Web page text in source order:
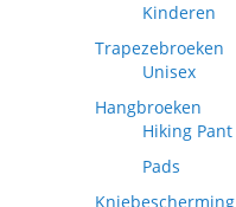
Kinderen
Trapezebroeken
Unisex
Hangbroeken
Hiking Pant
Pads
Kniebescherming